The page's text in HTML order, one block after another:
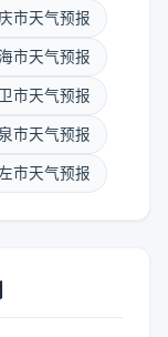
市天气预报
市天气预报
市天气预报
市天气预报
市天气预报